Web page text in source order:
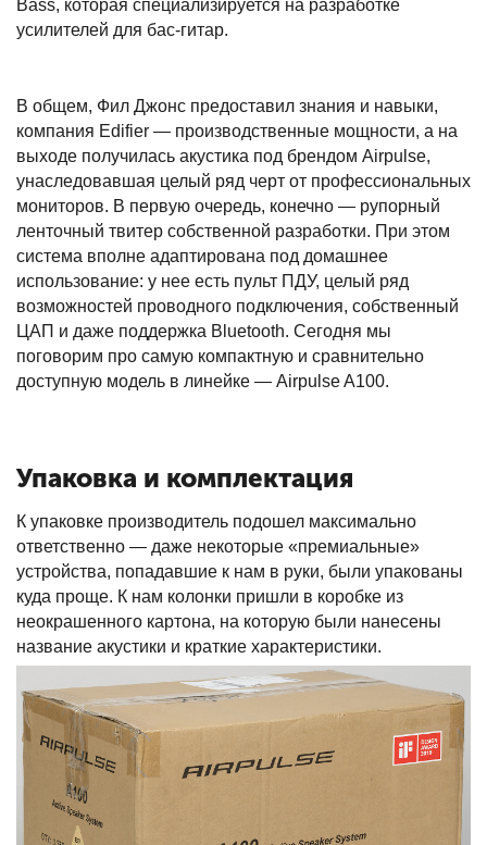
Bass, которая специализируется на разработке
усилителей для бас-гитар.
В общем, Фил Джонс предоставил знания и навыки,
компания Edifier — производственные мощности, а на
выходе получилась акустика под брендом Airpulse,
унаследовавшая целый ряд черт от профессиональных
мониторов. В первую очередь, конечно — рупорный
ленточный твитер собственной разработки. При этом
система вполне адаптирована под домашнее
использование: у нее есть пульт ПДУ, целый ряд
возможностей проводного подключения, собственный
ЦАП и даже поддержка Bluetooth. Сегодня мы
поговорим про самую компактную и сравнительно
доступную модель в линейке — Airpulse A100.
Упаковка и комплектация
К упаковке производитель подошел максимально
ответственно — даже некоторые «премиальные»
устройства, попадавшие к нам в руки, были упакованы
куда проще. К нам колонки пришли в коробке из
неокрашенного картона, на которую были нанесены
название акустики и краткие характеристики.